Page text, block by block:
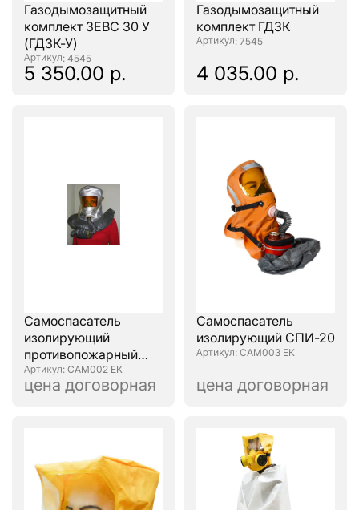
Газодымозащитный
комплект ЗЕВС 30 У
(ГДЗК-У)
: 4545
5 350.00 р.
Газодымозащитный
комплект ГДЗК
: 7545
4 035.00 р.
Самоспасатель
изолирующий
противопожарный
СИП-1: САМ002 ЕК
цена договорная
Самоспасатель
изолирующий СПИ-20
: САМ003 ЕК
цена договорная